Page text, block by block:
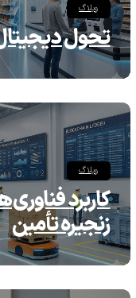
وبلاگ
تحول
وبلاگ
کاربرد
زنجیره تأمین